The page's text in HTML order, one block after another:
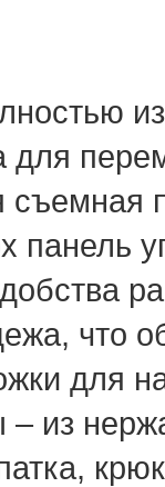
для
съемная
панель
что
для
– из